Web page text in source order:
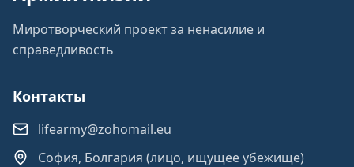
Миротворческий проект за ненасилие и
справедливость
Контакты
lifearmy@zohomail.eu
София, Болгария (лицо, ищущее убежище)